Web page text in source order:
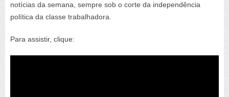
notícias da semana, sempre sob o corte da independência
política da classe trabalhadora.
Para assistir, clique: